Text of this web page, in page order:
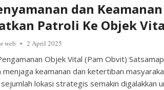
dan
Patroli Ke Objek
web 2 April 2025
Objek Vital (Pam Obvit)
keamanan dan ketertiban
lokasi strategis semakin digalakkan